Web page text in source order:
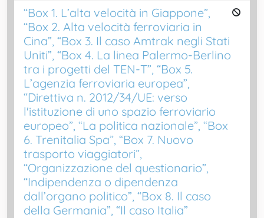
“Box 1. L’alta velocità in Giappone”,
“Box 2. Alta velocità ferroviaria in
Cina”, “Box 3. Il caso Amtrak negli Stati
Uniti”, “Box 4. La linea Palermo-Berlino
tra i progetti del TEN-T”, “Box 5.
L’agenzia ferroviaria europea”,
“Direttiva n. 2012/34/UE: verso
l'istituzione di uno spazio ferroviario
europeo”, “La politica nazionale”, “Box
6. Trenitalia Spa”, “Box 7. Nuovo
trasporto viaggiatori”,
“Organizzazione del questionario”,
“Indipendenza o dipendenza
dall’organo politico”, “Box 8. Il caso
della Germania”, “Il caso Italia”